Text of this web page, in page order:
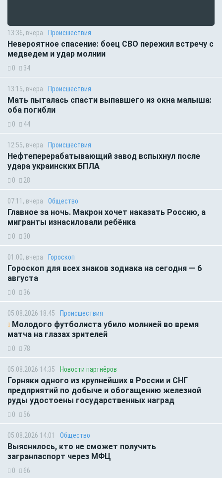
13:36, вчера Происшествия
Невероятное спасение: боец СВО пережил встречу с
медведем и удар молнии
0 34
13:15, вчера Происшествия
Мать пыталась спасти выпавшего из окна малыша:
оба погибли
0 44
12:55, вчера Происшествия
Нефтеперерабатывающий завод вспыхнул после
удара украинских БПЛА
0 28
07:11, вчера Общество
Главное за ночь. Макрон хочет наказать Россию, а
мигранты изнасиловали ребёнка
0 30
01:00, вчера Гороскоп
Гороскоп для всех знаков зодиака на сегодня — 6
августа
0 36
05.08.2026 18:45 Происшествия
Молодого футболиста убило молнией во время
матча на глазах зрителей
0 78
05.08.2026 14:35 Новости партнёров
Горняки одного из крупнейших в России и СНГ
предприятий по добыче и обогащению железной
руды удостоены государственных наград
0 56
05.08.2026 14:01 Общество
Выяснилось, кто не сможет получить
загранпаспорт через МФЦ
0 66